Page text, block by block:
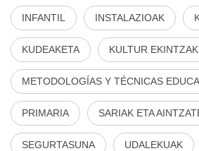
INFANTIL INSTALAZIOAK
KUDEAKETA KULTUR EKINTZAK
METODOLOGÍAS Y TÉCNICAS
PRIMARIA SARIAK ETA
SEGURTASUNA UDALEKUAK